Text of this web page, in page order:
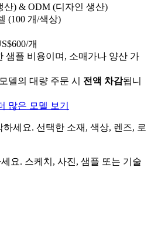
산) & ODM (디자인 생산)
(100 개/색상)
개
샘플 비용이며, 소매가나 양산 가
델의 대량 주문 시 전액 차감됩니
많은 모델 보기
하세요. 선택한 소재, 색상, 렌즈, 로
요. 스케치, 사진, 샘플 또는 기술